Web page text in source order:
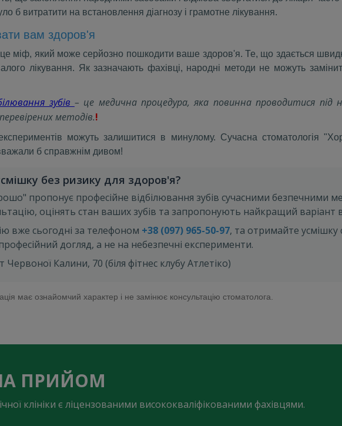
б витратити на встановлення діагнозу і грамотне лікування.
вам здоров'я
це міф, який може серйозно пошкодити ваше здоров'я. Те, що здається
лікування. Як зазначають фахівці, народні методи не можуть
зубів – це медична процедура, яка повинна проводитися під
методів.!
можуть залишитися в минулому. Сучасна стоматологія
б справжнім дивом!
без ризику для здоров'я?
пропонує професійне відбілювання зубів сучасними безпечними
оцінять стан ваших зубів та запропонують найкращий варіант
вже сьогодні за телефоном +38 (097) 965-50-97, та отримайте усмішку
догляд, а не на небезпечні експерименти.
Калини, 70 (біля фітнес клубу Атлетіко)
має ознайомчий характер і не замінює консультацію стоматолога.
ПРИЙОМ
клініки є ліцензованими висококваліфікованими фахівцями.